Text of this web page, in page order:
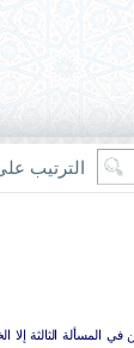
الترتيب
المسألة الثالثة إلا